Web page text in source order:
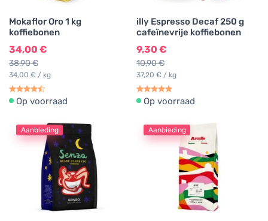
Mokaflor Oro 1 kg
koffiebonen
34,00 €
38,90 €
34,00 € / kg
Op voorraad
illy Espresso Decaf 250 g
cafeïnevrije koffiebonen
9,30 €
10,90 €
37,20 € / kg
Op voorraad
Aanbieding Aanbieding